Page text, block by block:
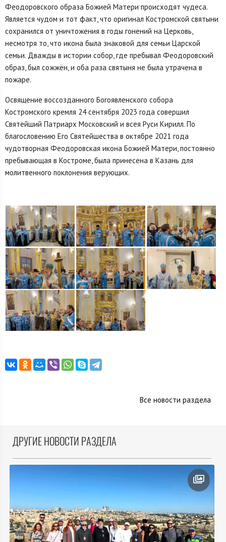
Феодоровского образа Божией Матери происходят чудеса.
Является чудом и тот факт, что оригинал Костромской святыни
сохранился от уничтожения в годы гонений на Церковь,
несмотря то, что икона была знаковой для семьи Царской
семьи. Дважды в истории собор, где пребывал Феодоровский
образ, был сожжён, и оба раза святыня не была утрачена в
пожаре.
Освящение воссозданного Богоявленского собора
Костромского кремля 24 сентября 2023 года совершил
Святейший Патриарх Московский и всея Руси Кирилл. По
благословению Его Святейшества в октябре 2021 года
чудотворная Феодоровская икона Божией Матери, постоянно
пребывающая в Костроме, была принесена в Казань для
молитвенного поклонения верующих.
Все новости раздела
ДРУГИЕ НОВОСТИ РАЗДЕЛА